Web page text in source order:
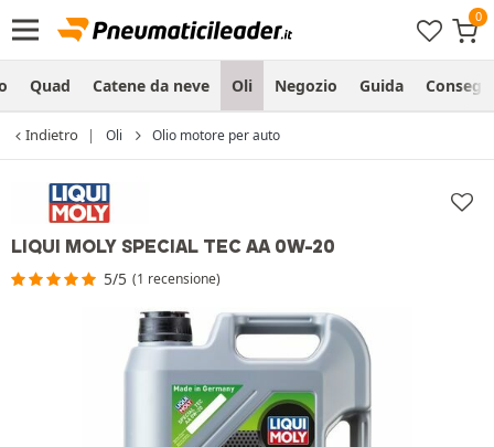
Quad Catene da neve Oli Negozio Guida
Indietro Oli Olio motore per auto
LIQUI MOLY SPECIAL TEC AA 0W-20
5/5 (1 recensione)